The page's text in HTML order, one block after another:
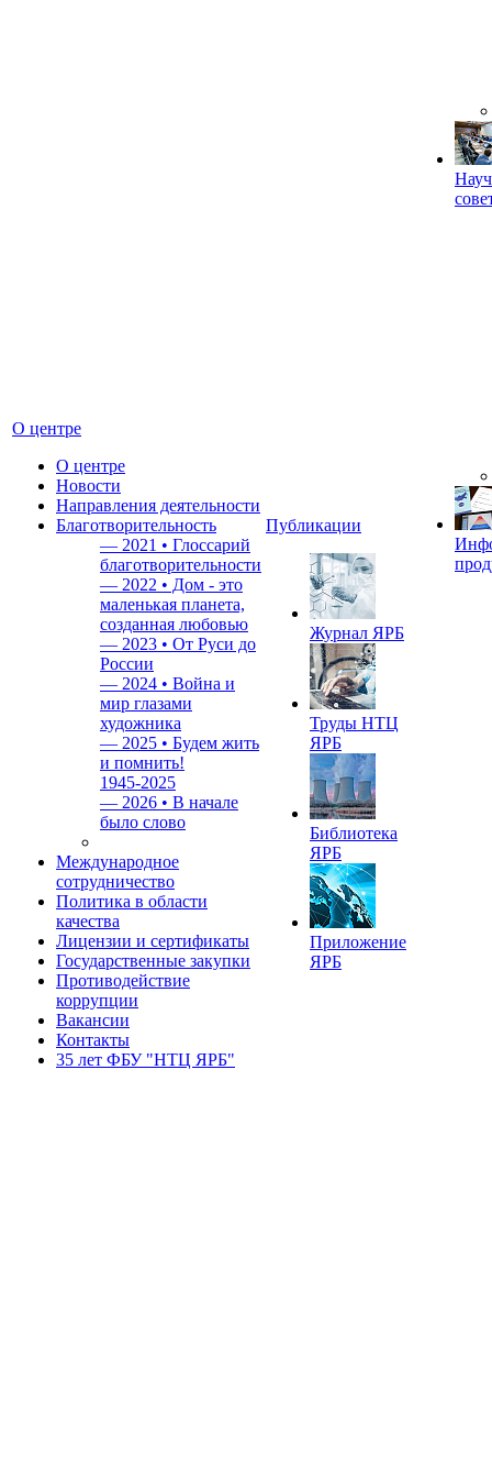
О центре
О центре
Новости
Направления деятельности
Благотворительность
— 2021 • Глоссарий
благотворительности
— 2022 • Дом - это
маленькая планета,
созданная любовью
— 2023 • От Руси до
России
— 2024 • Война и
мир глазами
художника
— 2025 • Будем жить
и помнить!
1945-2025
— 2026 • В начале
было слово
Международное
сотрудничество
Политика в области
качества
Лицензии и сертификаты
Государственные закупки
Противодействие
коррупции
Вакансии
Контакты
35 лет ФБУ "НТЦ ЯРБ"
Публикации
Журнал ЯРБ
Труды НТЦ
ЯРБ
Библиотека
ЯРБ
Приложение
ЯРБ